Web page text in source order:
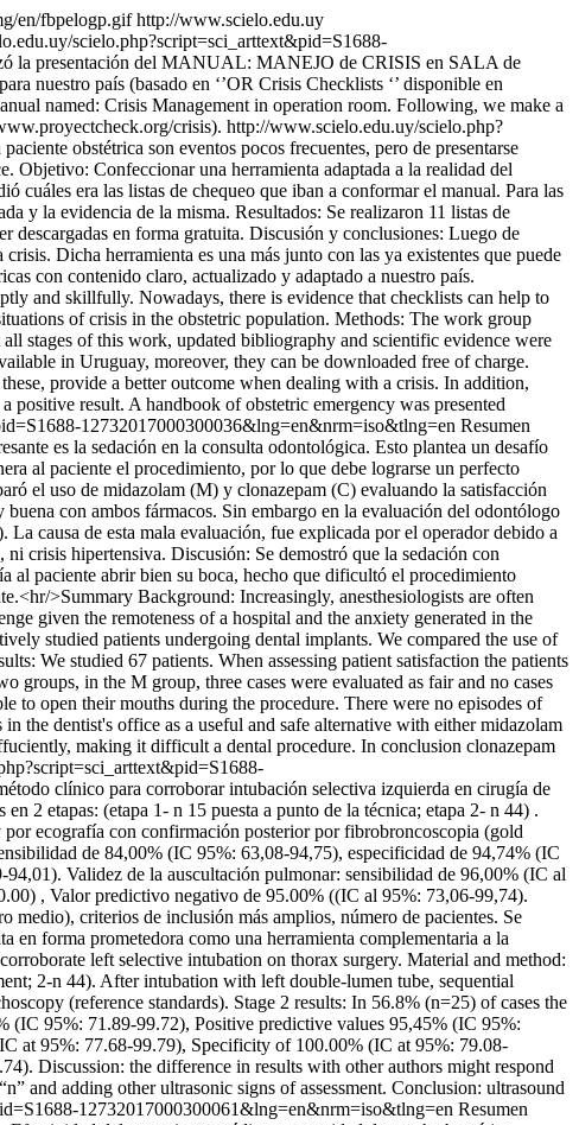
en/fbpelogp.gif http://www.scielo.edu.uy
scielo.php?script=sci_arttext&pid=S1688-
la presentación del MANUAL: MANEJO de CRISIS en SALA de
nuestro país (basado en ‘’OR Crisis Checklists ‘’ disponible en
named: Crisis Management in operation room. Following, we make a
crisis). http://www.scielo.edu.uy/scielo.php?
obstétrica son eventos pocos frecuentes, pero de presentarse
Objetivo: Confeccionar una herramienta adaptada a la realidad del
era las listas de chequeo que iban a conformar el manual. Para las
y la evidencia de la misma. Resultados: Se realizaron 11 listas de
descargadas en forma gratuita. Discusión y conclusiones: Luego de
Dicha herramienta es una más junto con las ya existentes que puede
con contenido claro, actualizado y adaptado a nuestro país.
and skillfully. Nowadays, there is evidence that checklists can help to
of crisis in the obstetric population. Methods: The work group
stages of this work, updated bibliography and scientific evidence were
in Uruguay, moreover, they can be downloaded free of charge.
provide a better outcome when dealing with a crisis. In addition,
result. A handbook of obstetric emergency was presented
12732017000300036&lng=en&nrm=iso&tlng=en Resumen
es la sedación en la consulta odontológica. Esto plantea un desafío
al paciente el procedimiento, por lo que debe lograrse un perfecto
el uso de midazolam (M) y clonazepam (C) evaluando la satisfacción
con ambos fármacos. Sin embargo en la evaluación del odontólogo
causa de esta mala evaluación, fue explicada por el operador debido a
crisis hipertensiva. Discusión: Se demostró que la sedación con
al paciente abrir bien su boca, hecho que dificultó el procedimiento
>Summary Background: Increasingly, anesthesiologists are often
given the remoteness of a hospital and the anxiety generated in the
studied patients undergoing dental implants. We compared the use of
We studied 67 patients. When assessing patient satisfaction the patients
in the M group, three cases were evaluated as fair and no cases
to open their mouths during the procedure. There were no episodes of
the dentist's office as a useful and safe alternative with either midazolam
making it difficult a dental procedure. In conclusion clonazepam
clínico para corroborar intubación selectiva izquierda en cirugía de
2 etapas: (etapa 1- n 15 puesta a punto de la técnica; etapa 2- n 44) .
ecografía con confirmación posterior por fibrobroncoscopia (gold
de 84,00% (IC 95%: 63,08-94,75), especificidad de 94,74% (IC
Validez de la auscultación pulmonar: sensibilidad de 96,00% (IC al
, Valor predictivo negativo de 95.00% ((IC al 95%: 73,06-99,74).
medio), criterios de inclusión más amplios, número de pacientes. Se
en forma prometedora como una herramienta complementaria a la
left selective intubation on thorax surgery. Material and method:
2-n 44). After intubation with left double-lumen tube, sequential
(reference standards). Stage 2 results: In 56.8% (n=25) of cases the
95%: 71.89-99.72), Positive predictive values 95,45% (IC 95%:
at 95%: 77.68-99.79), Specificity of 100.00% (IC at 95%: 79.08-
Discussion: the difference in results with other authors might respond
and adding other ultrasonic signs of assessment. Conclusion: ultrasound
12732017000300061&lng=en&nrm=iso&tlng=en Resumen